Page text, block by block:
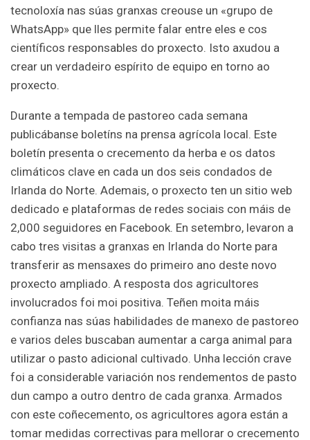
tecnoloxía nas súas granxas creouse un «grupo de
WhatsApp» que lles permite falar entre eles e cos
científicos responsables do proxecto. Isto axudou a
crear un verdadeiro espírito de equipo en torno ao
proxecto.
Durante a tempada de pastoreo cada semana
publicábanse boletíns na prensa agrícola local. Este
boletín presenta o crecemento da herba e os datos
climáticos clave en cada un dos seis condados de
Irlanda do Norte. Ademais, o proxecto ten un sitio web
dedicado e plataformas de redes sociais con máis de
2,000 seguidores en Facebook. En setembro, levaron a
cabo tres visitas a granxas en Irlanda do Norte para
transferir as mensaxes do primeiro ano deste novo
proxecto ampliado. A resposta dos agricultores
involucrados foi moi positiva. Teñen moita máis
confianza nas súas habilidades de manexo de pastoreo
e varios deles buscaban aumentar a carga animal para
utilizar o pasto adicional cultivado. Unha lección crave
foi a considerable variación nos rendementos de pasto
dun campo a outro dentro de cada granxa. Armados
con este coñecemento, os agricultores agora están a
tomar medidas correctivas para mellorar o crecemento